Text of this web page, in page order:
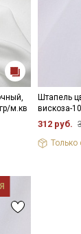
м.кв
Штапель
вискоза-
312 руб.
Только